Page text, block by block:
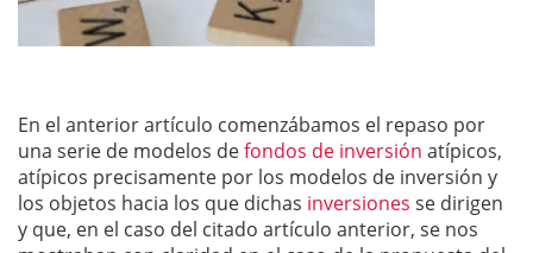
En el anterior artículo comenzábamos el repaso por
una serie de modelos defondos de inversión atípicos,
atípicos precisamente por los modelos de inversión y
los objetos hacia los que dichas inversiones se dirigen
y que, en el caso del citado artículo anterior, se nos